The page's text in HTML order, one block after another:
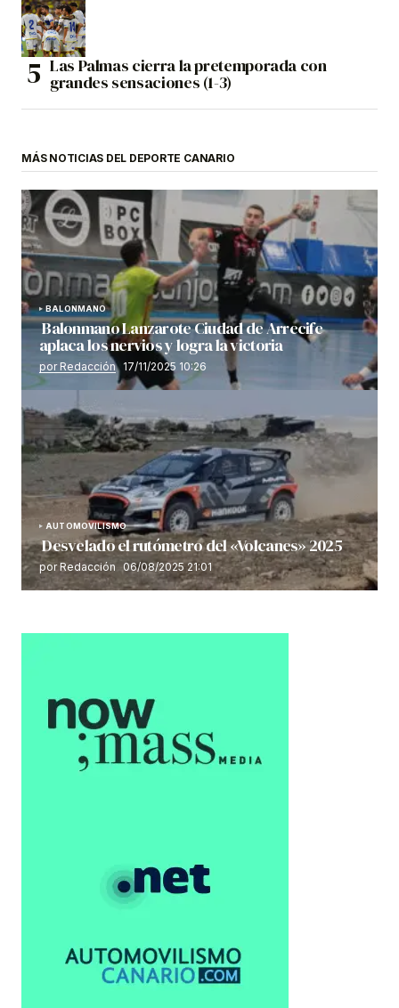
Las Palmas cierra la pretemporada con
grandes sensaciones (1-3)
MÁS NOTICIAS DEL DEPORTE CANARIO
BALONMANO
Balonmano Lanzarote Ciudad de Arrecife
aplaca los nervios y logra la victoria
por Redacción 17/11/2025 10:26
AUTOMOVILISMO
Desvelado el rutómetro del «Volcanes» 2025
por Redacción 06/08/2025 21:01